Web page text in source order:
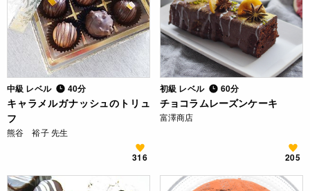
中級 レベル 40分
キャラメルガナッシュのトリュ
フ
熊谷 裕子 先生
316
初級 レベル 60分
チョコラムレーズンケーキ
富澤商店
205